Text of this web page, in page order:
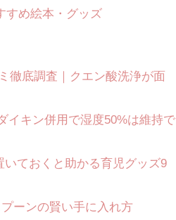
すめ絵本・グッズ
徹底調査｜クエン酸洗浄が面
イキン併用で湿度50%は維持で
いておくと助かる育児グッズ9
ーンの賢い手に入れ方